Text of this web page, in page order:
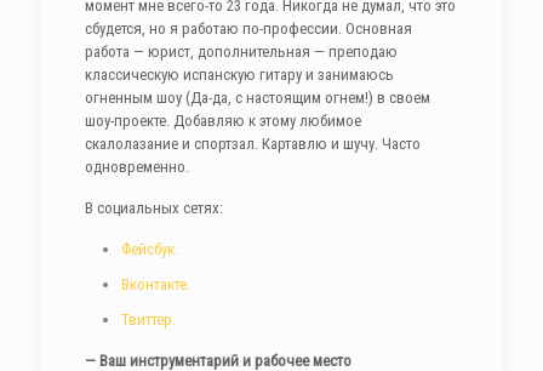
момент мне всего-то 23 года. Никогда не думал, что это
сбудется, но я работаю по-профессии. Основная
работа — юрист, дополнительная — преподаю
классическую испанскую гитару и занимаюсь
огненным шоу (Да-да, с настоящим огнем!) в своем
шоу-проекте. Добавляю к этому любимое
скалолазание и спортзал. Картавлю и шучу. Часто
одновременно.
В социальных сетях:
Фейсбук.
Вконтакте.
Твиттер.
— Ваш инструментарий и рабочее место